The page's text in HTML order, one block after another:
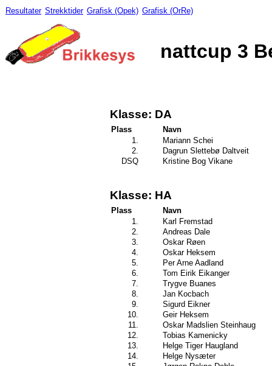
Resultater Strekktider Grafisk (Opek) Grafisk (OrRe)
nattcup 3
Klasse: DA
Plass
Navn
1.
Mariann Schei
2.
Dagrun Slettebø Daltveit
DSQ
Kristine Bog Vikane
Klasse: HA
Plass
Navn
1.
Karl Fremstad
2.
Andreas Dale
3.
Oskar Røen
4.
Oskar Heksem
5.
Per Arne Aadland
6.
Tom Eirik Eikanger
7.
Trygve Buanes
8.
Jan Kocbach
9.
Sigurd Eikner
10.
Geir Heksem
11.
Oskar Madslien Steinhaug
12.
Tobias Kamenicky
13.
Helge Tiger Haugland
14.
Helge Nysæter